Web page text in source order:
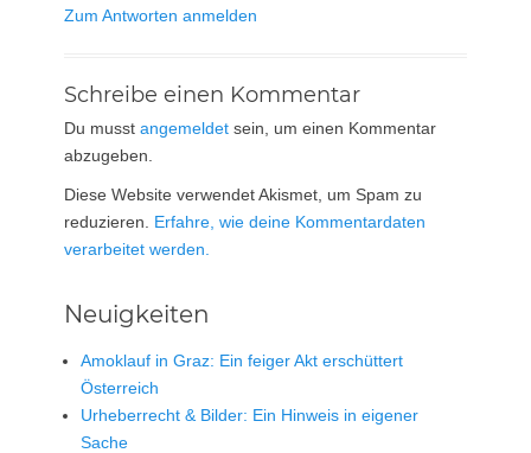
Zum Antworten anmelden
Schreibe einen Kommentar
Du musst angemeldet sein, um einen Kommentar
abzugeben.
Diese Website verwendet Akismet, um Spam zu
reduzieren. Erfahre, wie deine Kommentardaten
verarbeitet werden.
Neuigkeiten
Amoklauf in Graz: Ein feiger Akt erschüttert
Österreich
Urheberrecht & Bilder: Ein Hinweis in eigener
Sache